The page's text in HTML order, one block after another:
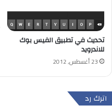
تحديث في تطبيق الفيس بوك
للاندرويد
23 أغسطس, 2012
اترك رد